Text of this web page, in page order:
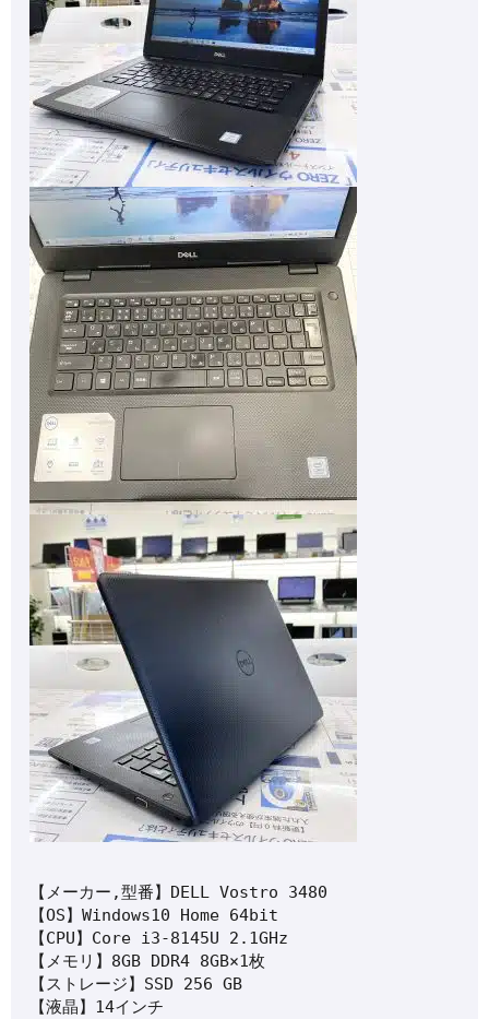
【メーカー,型番】DELL Vostro 3480
【OS】Windows10 Home 64bit
【CPU】Core i3-8145U 2.1GHz
【メモリ】8GB DDR4 8GB×1枚
【ストレージ】SSD 256 GB
【液晶】14インチ